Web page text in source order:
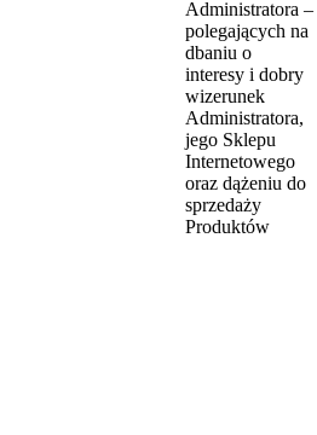
Administratora –
polegających na
dbaniu o
interesy i dobry
wizerunek
Administratora,
jego Sklepu
Internetowego
oraz dążeniu do
sprzedaży
Produktów